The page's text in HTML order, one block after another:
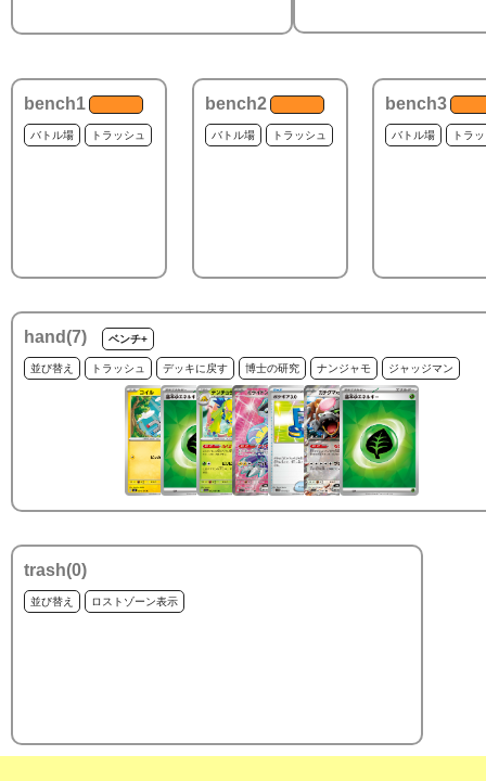
bench1
バトル場 トラッシュ
bench2
バトル場 トラッシュ
bench3
バトル場 トラ
hand(7) ベンチ+
並び替え トラッシュ デッキに戻す 博士の研究 ナンジャモ ジャッジマン
trash(0)
並び替え ロストゾーン表示